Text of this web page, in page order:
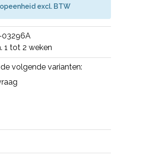
excl. BTW
1 tot 2 weken
volgende varianten: